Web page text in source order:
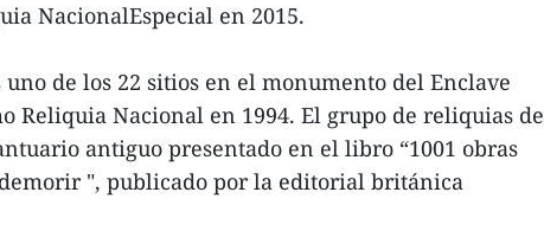
NacionalEspecial en 2015.
de los 22 sitios en el monumento del Enclave
Reliquia Nacional en 1994. El grupo de reliquias de
antiguo presentado en el libro “1001 obras
", publicado por la editorial británica